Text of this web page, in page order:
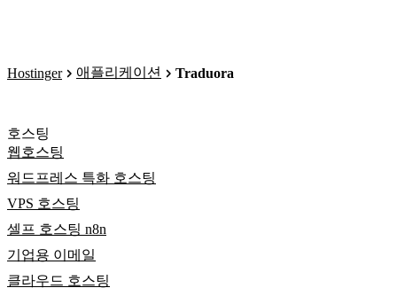
Hostinger 애플리케이션 Traduora
호스팅
웹호스팅
워드프레스 특화 호스팅
VPS 호스팅
셀프 호스팅 n8n
기업용 이메일
클라우드 호스팅